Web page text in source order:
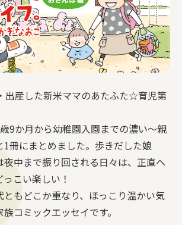
出産した新米ママのあたふた☆育児第
9か月から幼稚園入園までの濃い～親
1冊にまとめました。歩きだした娘
夜中まで振り回される日々は、正直ヘ
こい楽しい！
ともどこか重なり、ほっこり温かい気
コミックエッセイです。